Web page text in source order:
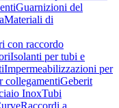
Guarnizioni del
Materiali di
con raccordo
Isolanti per tubi e
Impermeabilizzazioni per
collegamentiGeberit
InoxTubi
Raccordi a